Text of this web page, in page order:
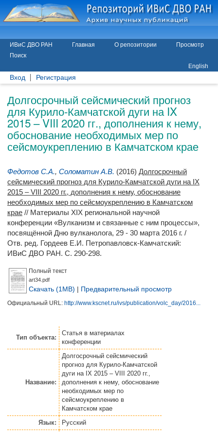
ИВиС ДВО РАН Главная О репозитории
Просмотр
Поиск
English
Вход Регистрация
Долгосрочный сейсмический прогноз
для Курило-Камчатской дуги на IX
2015 – VIII 2020 гг., дополнения к нему,
обоснование необходимых мер по
сейсмоукреплению в Камчатском крае
Федотов С.А., Соломатин А.В. (2016) Долгосрочный
сейсмический прогноз для Курило-Камчатской дуги на IX
2015 – VIII 2020 гг., дополнения к нему, обоснование
необходимых мер по сейсмоукреплению в Камчатском
крае // Материалы XIX региональной научной
конференции «Вулканизм и связанные с ним процессы»,
посвящённой Дню вулканолога, 29 - 30 марта 2016 г. /
Отв. ред. Гордеев Е.И. Петропавловск-Камчатский:
ИВиС ДВО РАН. С. 290-298.
Полный текст
art34.pdf
Скачать (1MB) | Предварительный просмотр
Официальный URL: http://www.kscnet.ru/ivs/publication/volc_day/2016...
Тип объекта:
Статья в материалах
конференции
Название:
Долгосрочный сейсмический
прогноз для Курило-Камчатской
дуги на IX 2015 – VIII 2020 гг.,
дополнения к нему, обоснование
необходимых мер по
сейсмоукреплению в
Камчатском крае
Язык:
Русский